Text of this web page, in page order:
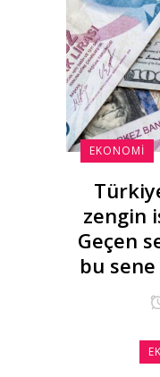
EKONOMI
zengin
Geçen
bu